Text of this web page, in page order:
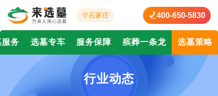
石家庄 400-650-5830
务 选墓专车 服务保障 殡葬一条龙 选墓策略
行业动态